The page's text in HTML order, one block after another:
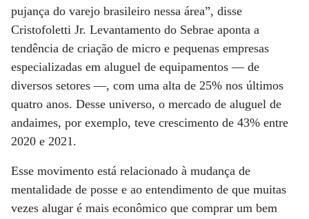
pujança do varejo brasileiro nessa área”, disse
Cristofoletti Jr. Levantamento do Sebrae aponta a
tendência de criação de micro e pequenas empresas
especializadas em aluguel de equipamentos — de
diversos setores —, com uma alta de 25% nos últimos
quatro anos. Desse universo, o mercado de aluguel de
andaimes, por exemplo, teve crescimento de 43% entre
2020 e 2021.
Esse movimento está relacionado à mudança de
mentalidade de posse e ao entendimento de que muitas
vezes alugar é mais econômico que comprar um bem